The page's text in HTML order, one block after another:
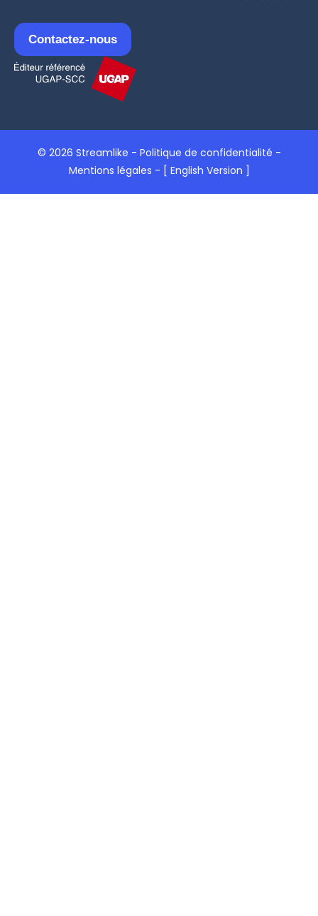
Contactez-nous
© 2026 Streamlike - Politique de confidentialité -
Mentions légales - [ English Version ]